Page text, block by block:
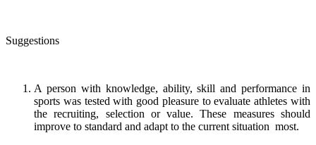
Suggestions
A person with knowledge, ability, skill and performance in
sports was tested with good pleasure to evaluate athletes with
the recruiting, selection or value. These measures should
improve to standard and adapt to the current situation most.